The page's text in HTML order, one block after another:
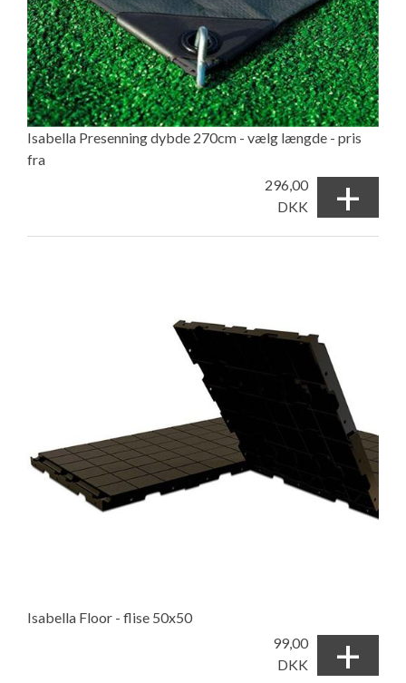
Isabella Presenning dybde 270cm - vælg længde - pris
fra
296,00
DKK
+
Isabella Floor - flise 50x50
99,00
DKK
+